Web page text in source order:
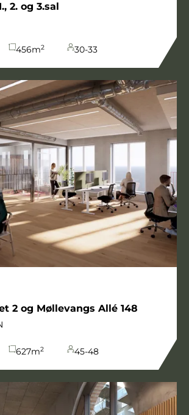
2. og 3.sal
456m2 30-33
2 og Møllevangs Allé 148
627m2 45-48